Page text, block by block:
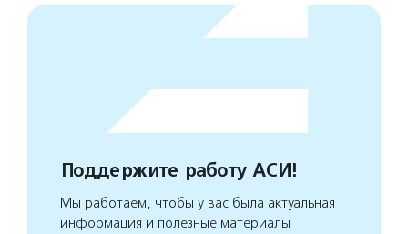
Поддержите работу АСИ!
Мы работаем, чтобы у вас была актуальная
информация и полезные материалы